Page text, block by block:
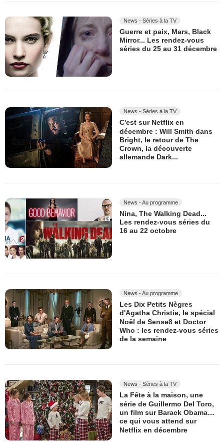
News - Séries à la TV
Guerre et paix, Mars, Black
Mirror... Les rendez-vous
séries du 25 au 31 décembre
News - Séries à la TV
C'est sur Netflix en
décembre : Will Smith dans
Bright, le retour de The
Crown, la découverte
allemande Dark...
News - Au programme
Nina, The Walking Dead...
Les rendez-vous séries du
16 au 22 octobre
News - Au programme
Les Dix Petits Nègres
d'Agatha Christie, le spécial
Noël de Sense8 et Doctor
Who : les rendez-vous séries
de la semaine
News - Séries à la TV
La Fête à la maison, une
série de Guillermo Del Toro,
un film sur Barack Obama…
ce qui vous attend sur
Netflix en décembre